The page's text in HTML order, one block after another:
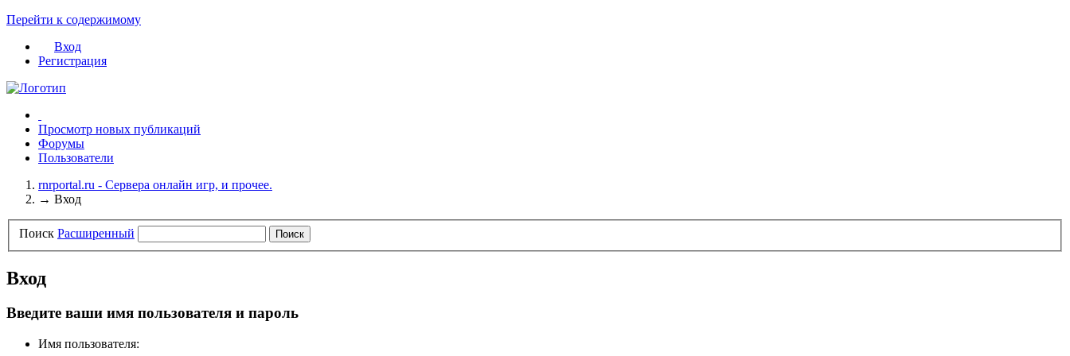
Перейти к содержимому
DustBlue IPB Skin
Вход
Регистрация
Просмотр новых публикаций
Форумы
Пользователи
rnrportal.ru - Сервера онлайн игр, и прочее.
→ Вход
Поиск Расширенный
Вход
Введите ваши имя пользователя и пароль
Имя пользователя: